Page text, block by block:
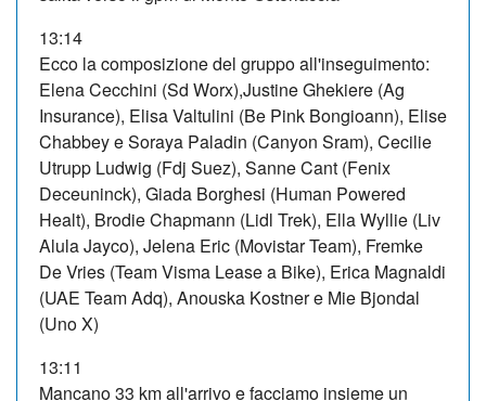
13:14
Ecco la composizione del gruppo all'inseguimento:
Elena Cecchini (Sd Worx),Justine Ghekiere (Ag
Insurance), Elisa Valtulini (Be Pink Bongioann), Elise
Chabbey e Soraya Paladin (Canyon Sram), Cecilie
Utrupp Ludwig (Fdj Suez), Sanne Cant (Fenix
Deceuninck), Giada Borghesi (Human Powered
Healt), Brodie Chapmann (Lidl Trek), Ella Wyllie (Liv
Alula Jayco), Jelena Eric (Movistar Team), Fremke
De Vries (Team Visma Lease a Bike), Erica Magnaldi
(UAE Team Adq), Anouska Kostner e Mie Bjondal
(Uno X)
13:11
Mancano 33 km all'arrivo e facciamo insieme un